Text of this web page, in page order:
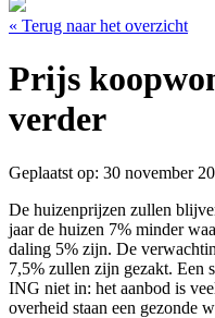
« Terug naar het overzicht
Prijs
verder
Geplaatst op: 30 november
De huizenprijzen zullen
jaar de huizen 7% minder
daling 5% zijn. De
7,5% zullen zijn gezakt. Een
ING niet in: het aanbod is
overheid staan een gezonde